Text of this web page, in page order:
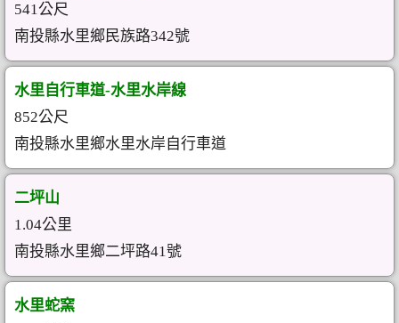
541公尺
南投縣水里鄉民族路342號
水里自行車道-水里水岸線
852公尺
南投縣水里鄉水里水岸自行車道
二坪山
1.04公里
南投縣水里鄉二坪路41號
水里蛇窯